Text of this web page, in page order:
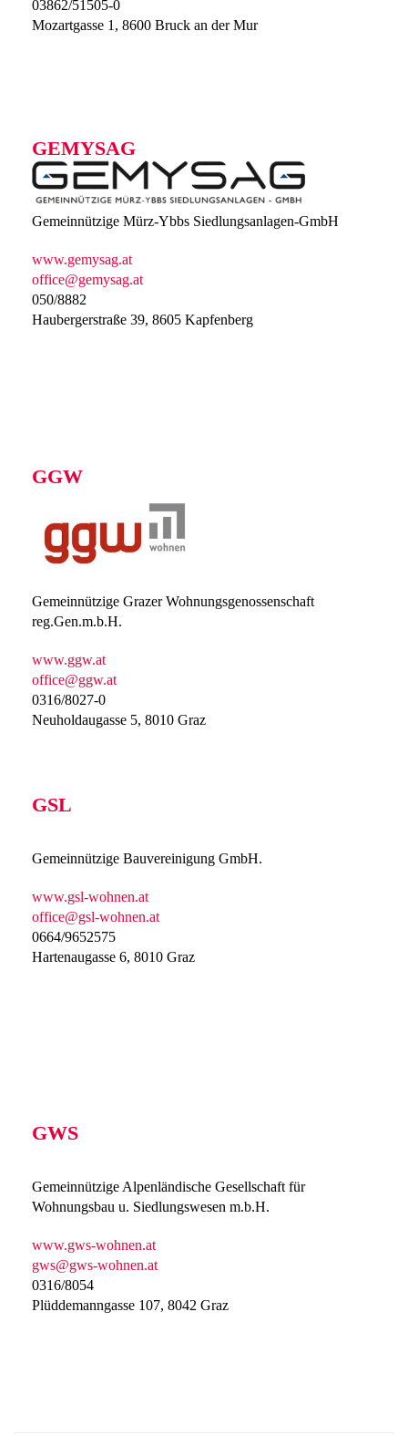
03862/51505-0
Mozartgasse 1, 8600 Bruck an der Mur
GEMYSAG
Gemeinnützige Mürz-Ybbs Siedlungsanlagen-GmbH
www.gemysag.at
office@gemysag.at
050/8882
Haubergerstraße 39, 8605 Kapfenberg
GGW
Gemeinnützige Grazer Wohnungsgenossenschaft
reg.Gen.m.b.H.
www.ggw.at
office@ggw.at
0316/8027-0
Neuholdaugasse 5, 8010 Graz
GSL
Gemeinnützige Bauvereinigung GmbH.
www.gsl-wohnen.at
office@gsl-wohnen.at
0664/9652575
Hartenaugasse 6, 8010 Graz
GWS
Gemeinnützige Alpenländische Gesellschaft für
Wohnungsbau u. Siedlungswesen m.b.H.
www.gws-wohnen.at
gws@gws-wohnen.at
0316/8054
Plüddemanngasse 107, 8042 Graz